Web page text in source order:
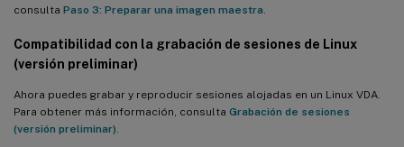
consulta Paso 3: Preparar una imagen maestra
Compatibilidad con la grabación de sesiones de Linux
(versión preliminar)
Ahora puedes grabar y reproducir sesiones alojadas en un Linux VDA.
Para obtener más información, consulta Grabación de sesiones
(versión preliminar)